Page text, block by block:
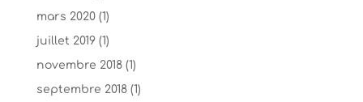
mars 2020(1)
juillet 2019(1)
novembre 2018(1)
septembre 2018(1)